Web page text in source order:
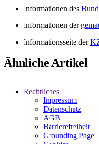
Informationen des
Informationen der
Informationsseite der
Ähnliche Artikel
Rechtliches
Impressum
Datenschutz
AGB
Barrierefreiheit
Grounding Page